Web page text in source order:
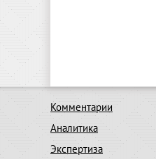
Комментарии
Аналитика
Экспертиза